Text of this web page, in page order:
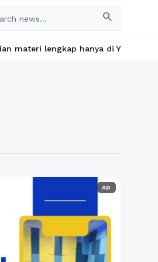
search
lengkap hanya di
AD